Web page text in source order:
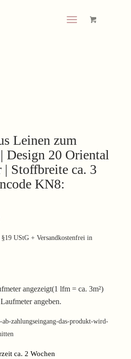
Leinen zum
Design 20 Oriental
| Stoffbreite ca. 3
KN8:
UStG + Versandkostenfrei in
angezeigt(1 lfm = ca. 3m²)
angeben.
ab-zahlungseingang-das-produkt-wird-
ca. 2 Wochen